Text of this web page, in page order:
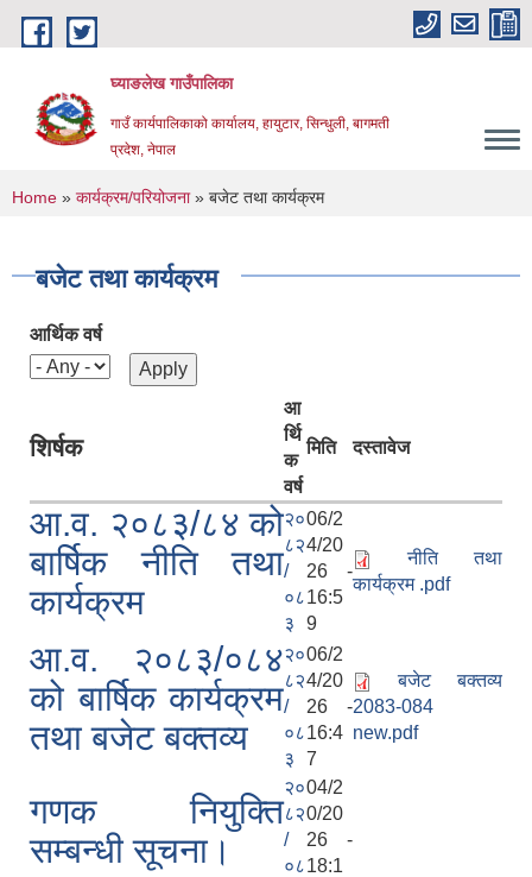
Skip to main content
घ्याङलेख गाउँपालिका
गाउँ कार्यपालिकाको कार्यालय, हायुटार, सिन्धुली, बागमती
प्रदेश, नेपाल
You are here
Home » कार्यक्रम/परियोजना» बजेट तथा कार्यक्रम
बजेट तथा कार्यक्रम
आर्थिक वर्ष
शिर्षक
आ
र्थि
क
वर्ष
मिति दस्तावेज
आ.व. २०८३/८४ को
बार्षिक नीति तथा
कार्यक्रम
२०
८२
/
०८
३
06/2
4/20
26 -
16:5
9
नीति तथा
कार्यक्रम .pdf
आ.व. २०८३/०८४
को बार्षिक कार्यक्रम
तथा बजेट बक्तव्य
२०
८२
/
०८
३
06/2
4/20
26 -
16:4
7
बजेट बक्तव्य
2083-084
new.pdf
गणक नियुक्ति
सम्बन्धी सूचना।
२०
८२
/
०८
04/2
0/20
26 -
18:1